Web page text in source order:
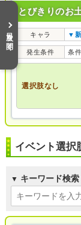
とびきりのお
キャラ ▼
発生条件 条
選択肢なし
イベント選択
キーワード検索
目次を開く